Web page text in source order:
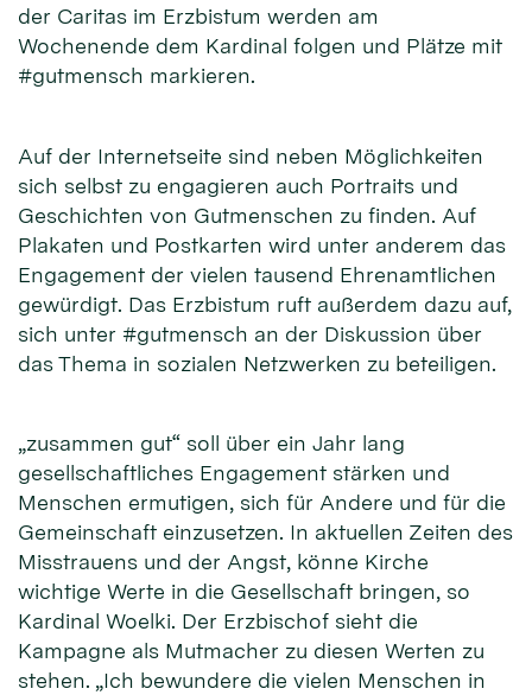
der Caritas im Erzbistum werden am
Wochenende dem Kardinal folgen und Plätze mit
#gutmensch markieren.
Auf der Internetseite sind neben Möglichkeiten
sich selbst zu engagieren auch Portraits und
Geschichten von Gutmenschen zu finden. Auf
Plakaten und Postkarten wird unter anderem das
Engagement der vielen tausend Ehrenamtlichen
gewürdigt. Das Erzbistum ruft außerdem dazu auf,
sich unter #gutmensch an der Diskussion über
das Thema in sozialen Netzwerken zu beteiligen.
„zusammen gut“ soll über ein Jahr lang
gesellschaftliches Engagement stärken und
Menschen ermutigen, sich für Andere und für die
Gemeinschaft einzusetzen. In aktuellen Zeiten des
Misstrauens und der Angst, könne Kirche
wichtige Werte in die Gesellschaft bringen, so
Kardinal Woelki. Der Erzbischof sieht die
Kampagne als Mutmacher zu diesen Werten zu
stehen. „Ich bewundere die vielen Menschen in